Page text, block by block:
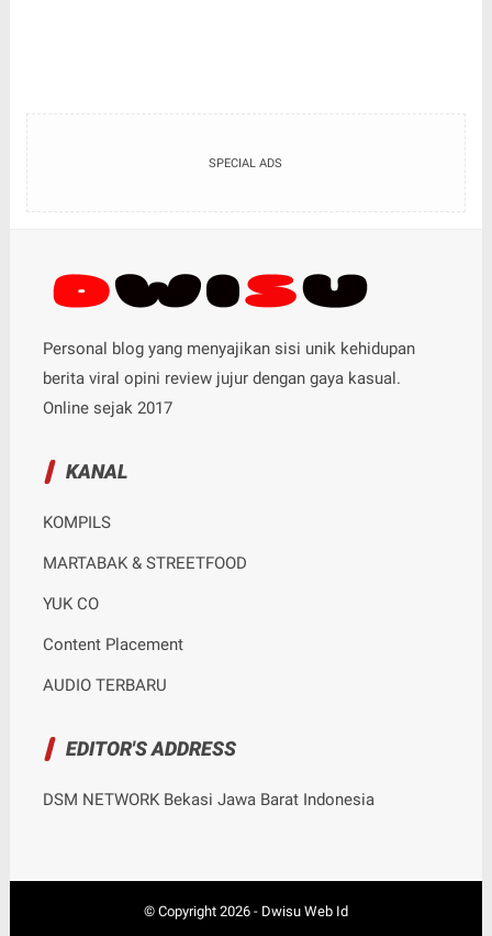
SPECIAL ADS
Personal blog yang menyajikan sisi unik kehidupan
berita viral opini review jujur dengan gaya kasual.
Online sejak 2017
KANAL
KOMPILS
MARTABAK & STREETFOOD
YUK CO
Content Placement
AUDIO TERBARU
EDITOR'S ADDRESS
DSM NETWORK Bekasi Jawa Barat Indonesia
© Copyright 2026- Dwisu Web Id